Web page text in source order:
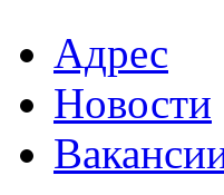
Адрес
Новости